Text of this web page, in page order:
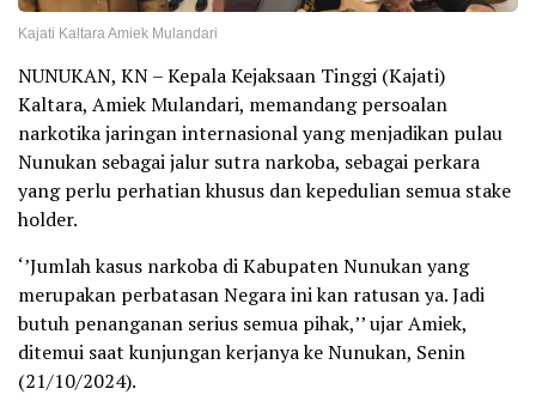
Kajati Kaltara Amiek Mulandari
NUNUKAN, KN – Kepala Kejaksaan Tinggi (Kajati)
Kaltara, Amiek Mulandari, memandang persoalan
narkotika jaringan internasional yang menjadikan pulau
Nunukan sebagai jalur sutra narkoba, sebagai perkara
yang perlu perhatian khusus dan kepedulian semua stake
holder.
‘’Jumlah kasus narkoba di Kabupaten Nunukan yang
merupakan perbatasan Negara ini kan ratusan ya. Jadi
butuh penanganan serius semua pihak,’’ ujar Amiek,
ditemui saat kunjungan kerjanya ke Nunukan, Senin
(21/10/2024).